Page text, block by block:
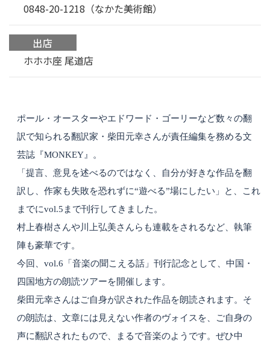
0848-20-1218（なかた美術館）
出店
ホホホ座 尾道店
ポール・オースターやエドワード・ゴーリーなど数々の翻
訳で知られる翻訳家・柴田元幸さんが責任編集を務める文
芸誌『MONKEY 』。
「提言、意見を述べるのではなく、自分が好きな作品を翻
訳し、作家も失敗を恐れずに“遊べる”場にしたい」と、これ
までにvol.5 まで刊行してきました。
村上春樹さんや川上弘美さんらも連載をされるなど、執筆
陣も豪華です。
今回、vol.6 「音楽の聞こえる話」刊行記念として、中国・
四国地方の朗読ツアーを開催します。
柴田元幸さんはご自身が訳された作品を朗読されます。そ
の朗読は、文章には見えない作者のヴォイスを、ご自身の
声に翻訳されたもので、まるで音楽のようです。ぜひ中